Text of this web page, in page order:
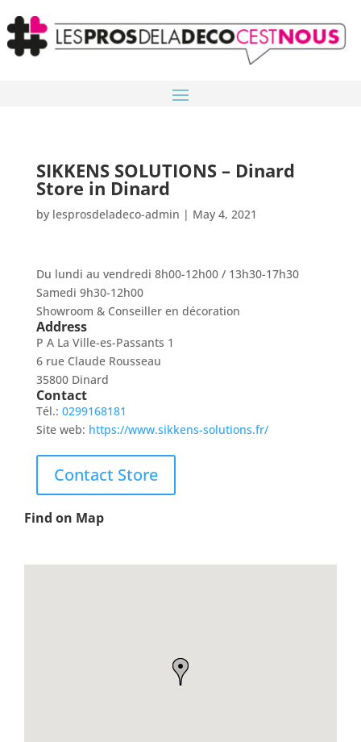
SIKKENS SOLUTIONS – Dinard
Store in Dinard
by lesprosdeladeco-admin | May 4, 2021
Du lundi au vendredi 8h00-12h00 / 13h30-17h30
Samedi 9h30-12h00
Showroom & Conseiller en décoration
Address
P A La Ville-es-Passants 1
6 rue Claude Rousseau
35800 Dinard
Contact
Tél.: 0299168181
Site web: https://www.sikkens-solutions.fr/
Contact Store
Find on Map